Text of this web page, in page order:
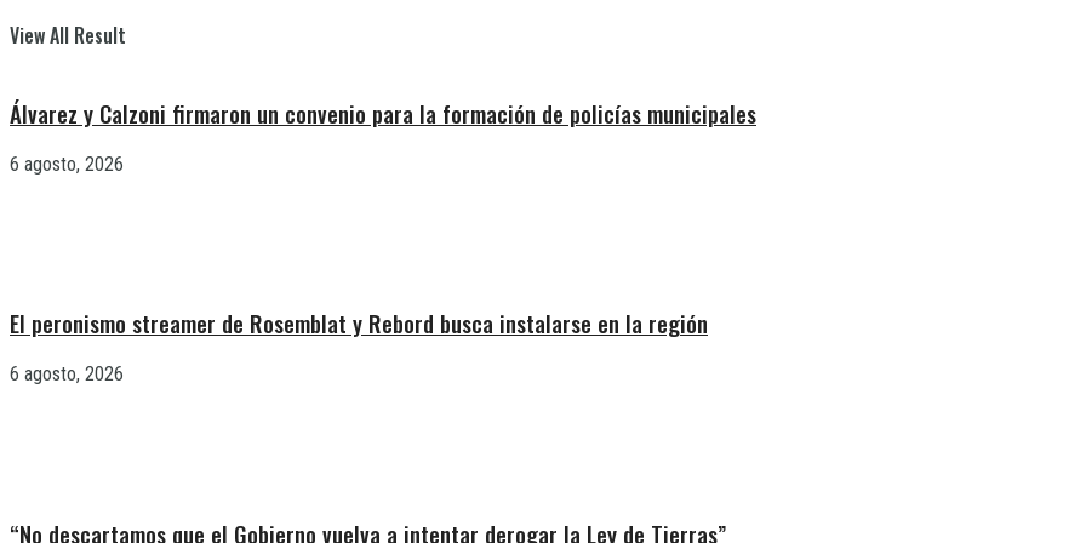
View All Result
Álvarez y Calzoni firmaron un convenio para la formación de policías municipales
6 agosto, 2026
El peronismo streamer de Rosemblat y Rebord busca instalarse en la región
6 agosto, 2026
“No descartamos que el Gobierno vuelva a intentar derogar la Ley de Tierras”